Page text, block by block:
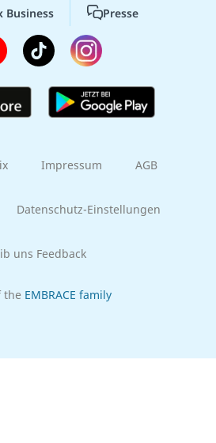
Business Presse
Impressum AGB
Datenschutz-Einstellungen
uns Feedback
the EMBRACE family